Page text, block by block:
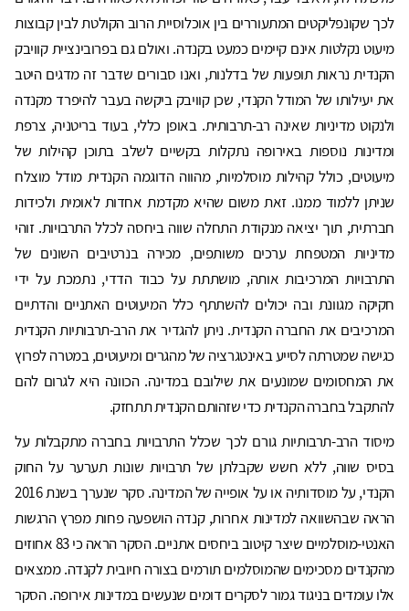
לכך שקונפליקטים המתעוררים בין אוכלוסיית הרוב הקולטת לבין קבוצות
מיעוט נקלטות אינם קיימים כמעט בקנדה. ואולם גם בפרובינציית קוויבק
הקנדית נראות תופעות של בדלנות, ואנו סבורים שדבר זה מדגים היטב
את יעילותו של המודל הקנדי, שכן קוויבק ביקשה בעבר להיפרד מקנדה
ולנקוט מדיניות שאינה רב-תרבותית. באופן כללי, בעוד בריטניה, צרפת
ומדינות נוספות באירופה נתקלות בקשיים לשלב בתוכן קהילות של
מיעוטים, כולל קהילות מוסלמיות, מהווה הדוגמה הקנדית מודל מוצלח
שניתן ללמוד ממנו. זאת משום שהיא מקדמת אחדות לאומית ולכידות
חברתית, תוך יציאה מנקודת התחלה שווה ביחסה לכלל התרבויות. זוהי
מדיניות המטפחת ערכים משותפים, מכירה בנרטיבים השונים של
התרבויות המרכיבות אותה, מושתתת על כבוד הדדי, נתמכת על ידי
חקיקה מגוונת ובה יכולים להשתתף כלל המיעוטים האתניים והדתיים
המרכיבים את החברה הקנדית. ניתן להגדיר את הרב-תרבותיות הקנדית
כגישה שמטרתה לסייע באינטגרציה של מהגרים ומיעוטים, במטרה לפרוץ
את המחסומים שמונעים את שילובם במדינה. הכוונה היא לגרום להם
להתקבל בחברה הקנדית כדי שזהותם הקנדית תתחזק.
מיסוד הרב-תרבותיות גורם לכך שכלל התרבויות בחברה מתקבלות על
בסיס שווה, ללא חשש שקבלתן של תרבויות שונות תערער על החוק
הקנדי, על מוסדותיה או על אופייה של המדינה. סקר שנערך בשנת 2016
הראה שבהשוואה למדינות אחרות, קנדה הושפעה פחות מפרץ הרגשות
האנטי-מוסלמיים שיצר קיטוב ביחסים אתניים. הסקר הראה כי 83 אחוזים
מהקנדים מסכימים שהמוסלמים תורמים בצורה חיובית לקנדה. ממצאים
אלו עומדים בניגוד גמור לסקרים דומים שנעשים במדינות אירופה. הסקר